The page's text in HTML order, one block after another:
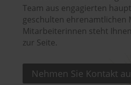
Team aus engagierten
geschulten ehrenamtlichen
Mitarbeiterinnen steht
zur Seite.
Nehmen Sie Kontakt